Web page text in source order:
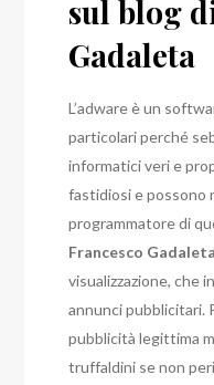
sul blog
Gadaleta
L’adware è un
particolari perché
informatici veri e
fastidiosi e possono
programmatore di
Francesco
visualizzazione, che
annunci pubblicitari.
pubblicità legittima
truffaldini se non